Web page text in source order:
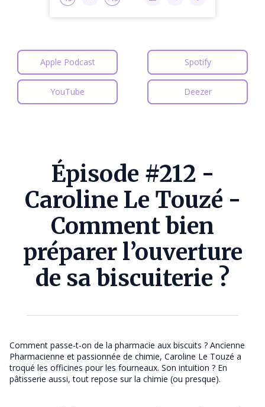
Apple Podcast Spotify
YouTube Deezer
Épisode #212 -
Caroline Le Touzé -
Comment bien
préparer l’ouverture
de sa biscuiterie ?
Comment passe-t-on de la pharmacie aux biscuits ? Ancienne
Pharmacienne et passionnée de chimie, Caroline Le Touzé a
troqué les officines pour les fourneaux. Son intuition ? En
pâtisserie aussi, tout repose sur la chimie (ou presque).